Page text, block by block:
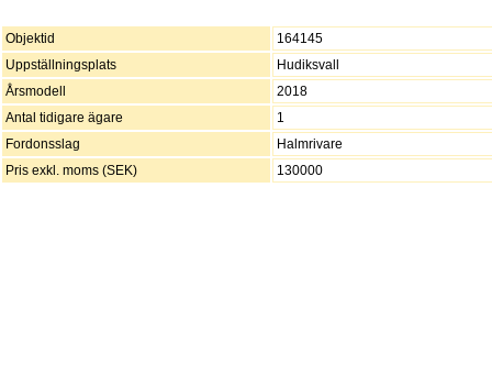
Objektid
164145
Uppställningsplats
Hudiksvall
Årsmodell
2018
Antal tidigare ägare
1
Fordonsslag
Halmrivare
Pris exkl. moms (SEK)
130000